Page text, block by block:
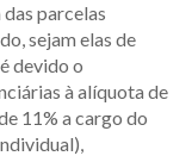
parcelas
sejam elas de
devido o
à alíquota de
11% a cargo do